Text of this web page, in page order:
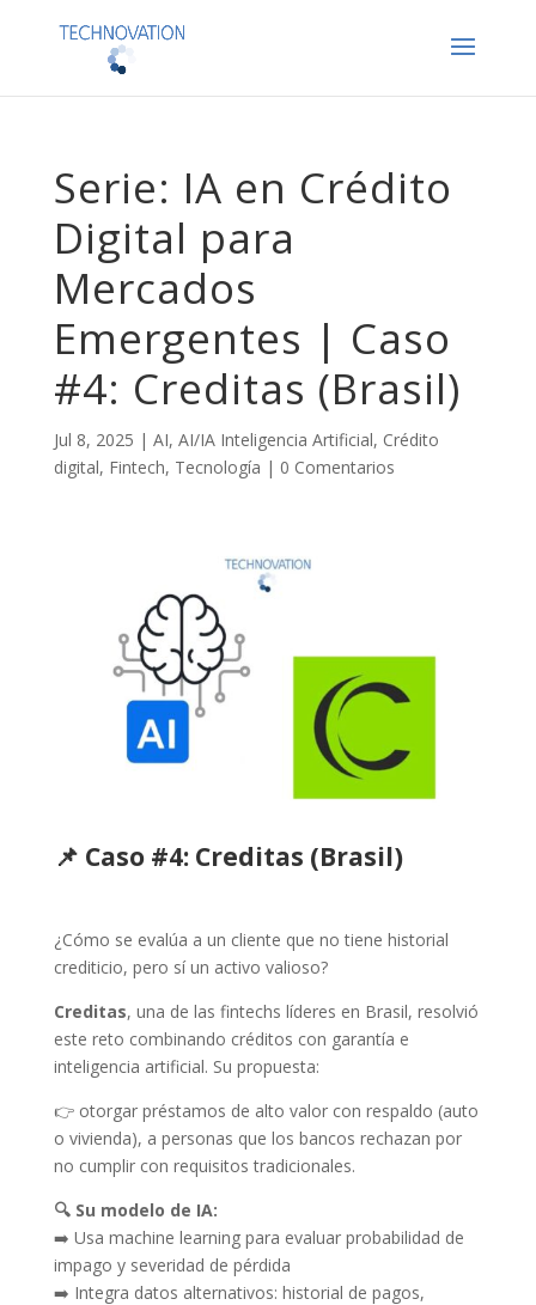
Serie: IA en Crédito
Digital para
Mercados
Emergentes | Caso
#4: Creditas (Brasil)
Jul 8, 2025 | AI, AI/IA Inteligencia Artificial, Crédito
digital, Fintech, Tecnología | 0 Comentarios
📌 Caso #4: Creditas (Brasil)
¿Cómo se evalúa a un cliente que no tiene historial
crediticio, pero sí un activo valioso?
Creditas, una de las fintechs líderes en Brasil, resolvió
este reto combinando créditos con garantía e
inteligencia artificial. Su propuesta:
👉 otorgar préstamos de alto valor con respaldo (auto
o vivienda), a personas que los bancos rechazan por
no cumplir con requisitos tradicionales.
🔍 Su modelo de IA:
➡️ Usa machine learning para evaluar probabilidad de
impago y severidad de pérdida
➡️ Integra datos alternativos: historial de pagos,